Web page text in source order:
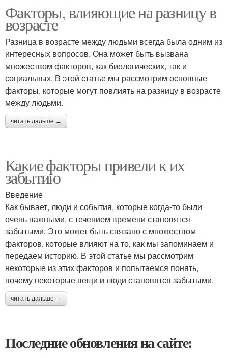
Факторы, влияющие на разницу в
возрасте
Разница в возрасте между людьми всегда была одним из
интересных вопросов. Она может быть вызвана
множеством факторов, как биологических, так и
социальных. В этой статье мы рассмотрим основные
факторы, которые могут повлиять на разницу в возрасте
между людьми.
читать дальше →
Какие факторы привели к их
забытию
Введение
Как бывает, люди и события, которые когда-то были
очень важными, с течением времени становятся
забытыми. Это может быть связано с множеством
факторов, которые влияют на то, как мы запоминаем и
передаем историю. В этой статье мы рассмотрим
некоторые из этих факторов и попытаемся понять,
почему некоторые вещи и люди становятся забытыми.
читать дальше →
Последние обновления на сайте: